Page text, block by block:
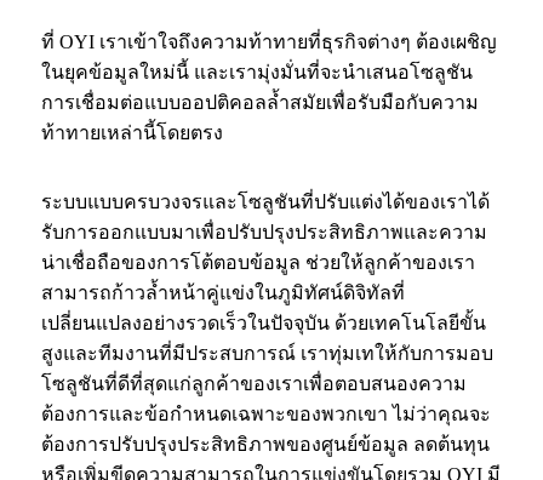
ที่ OYI เราเข้าใจถึงความท้าทายที่ธุรกิจต่างๆ ต้องเผชิญ
ในยุคข้อมูลใหม่นี้ และเรามุ่งมั่นที่จะนำเสนอโซลูชัน
การเชื่อมต่อแบบออปติคอลล้ำสมัยเพื่อรับมือกับความ
ท้าทายเหล่านี้โดยตรง
ระบบแบบครบวงจรและโซลูชันที่ปรับแต่งได้ของเราได้
รับการออกแบบมาเพื่อปรับปรุงประสิทธิภาพและความ
น่าเชื่อถือของการโต้ตอบข้อมูล ช่วยให้ลูกค้าของเรา
สามารถก้าวล้ำหน้าคู่แข่งในภูมิทัศน์ดิจิทัลที่
เปลี่ยนแปลงอย่างรวดเร็วในปัจจุบัน ด้วยเทคโนโลยีขั้น
สูงและทีมงานที่มีประสบการณ์ เราทุ่มเทให้กับการมอบ
โซลูชันที่ดีที่สุดแก่ลูกค้าของเราเพื่อตอบสนองความ
ต้องการและข้อกำหนดเฉพาะของพวกเขา ไม่ว่าคุณจะ
ต้องการปรับปรุงประสิทธิภาพของศูนย์ข้อมูล ลดต้นทุน
หรือเพิ่มขีดความสามารถในการแข่งขันโดยรวม OYI มี